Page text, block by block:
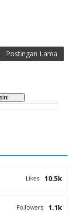
Postingan Lama
10.5k
Likes
1.1k
Followers